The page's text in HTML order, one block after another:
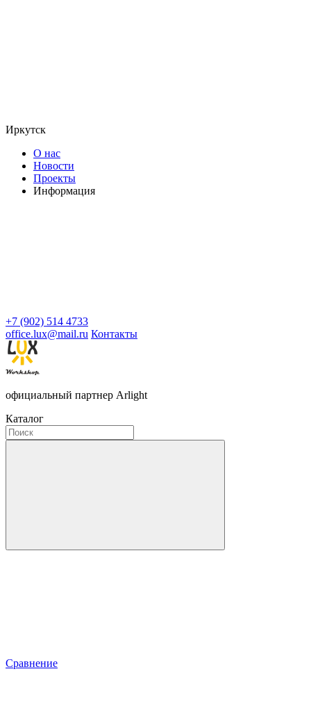
Иркутск
О нас
Новости
Проекты
Информация
+7 (902) 514 4733
office.lux@mail.ru Контакты
официальный партнер Arlight
Каталог
Сравнение